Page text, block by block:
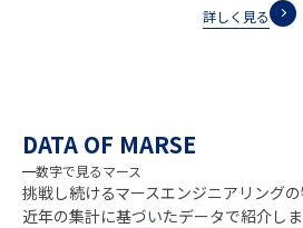
詳しく見る
DATA OF MARSE
数字で見るマース
挑戦し続けるマースエンジニアリング
近年の集計に基づいたデータで紹介しま